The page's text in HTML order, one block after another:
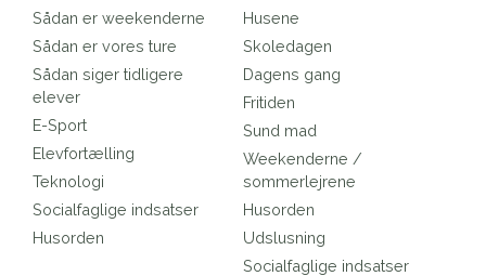
Sådan er weekenderne
Sådan er vores ture
Sådan siger tidligere
elever
E-Sport
Elevfortælling
Teknologi
Socialfaglige indsatser
Husorden
Husene
Skoledagen
Dagens gang
Fritiden
Sund mad
Weekenderne /
sommerlejrene
Husorden
Udslusning
Socialfaglige indsatser